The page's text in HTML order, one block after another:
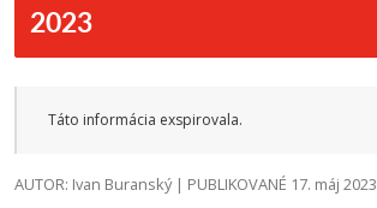
2023
Táto informácia exspirovala.
AUTOR: Ivan Buranský | PUBLIKOVANÉ 17. máj 2023